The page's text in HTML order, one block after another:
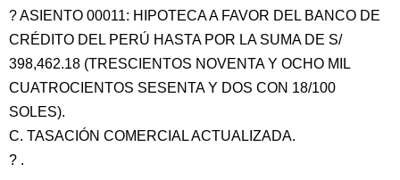
? ASIENTO 00011: HIPOTECA A FAVOR DEL BANCO DE
CRÉDITO DEL PERÚ HASTA POR LA SUMA DE S/
398,462.18 (TRESCIENTOS NOVENTA Y OCHO MIL
CUATROCIENTOS SESENTA Y DOS CON 18/100
SOLES).
C. TASACIÓN COMERCIAL ACTUALIZADA.
? .